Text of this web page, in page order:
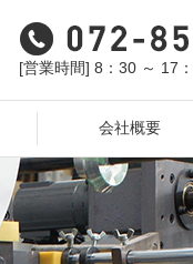
[営業時間] 8：30 ～ 17
会社概要